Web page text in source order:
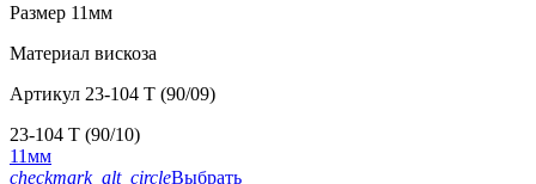
Размер 11мм
Материал вискоза
Артикул 23-104 T (90/09)
23-104 T (90/10)
11мм
checkmark_alt_circleВыбрать